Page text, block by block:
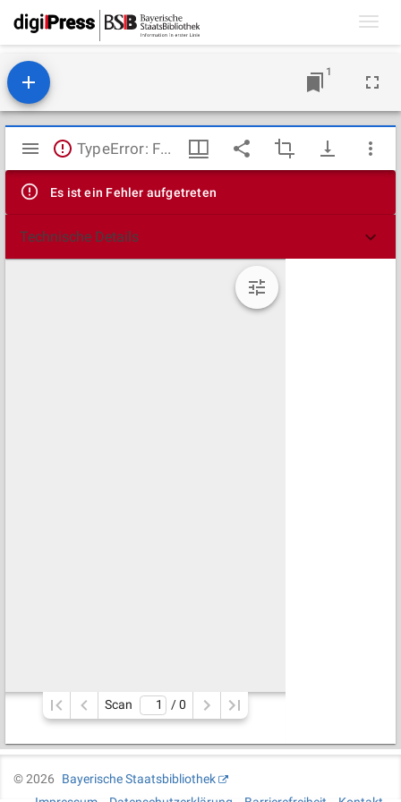
1
Mirador
Viewer
TypeError: Failed to fetch
Es ist ein Fehler aufgetreten
Technische Details
Scan / 0
©2026
Bayerische Staatsbibliothek